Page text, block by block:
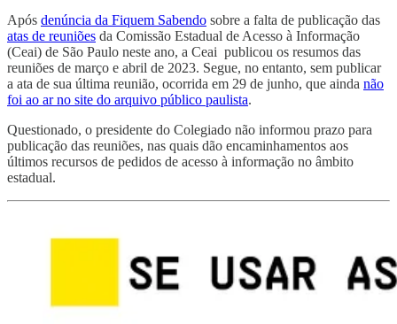
Após denúncia da Fiquem Sabendo sobre a falta de publicação das
atas de reuniões da Comissão Estadual de Acesso à Informação
(Ceai) de São Paulo neste ano, a Ceai publicou os resumos das
reuniões de março e abril de 2023. Segue, no entanto, sem publicar
a ata de sua última reunião, ocorrida em 29 de junho, que ainda não
foi ao ar no site do arquivo público paulista.
Questionado, o presidente do Colegiado não informou prazo para
publicação das reuniões, nas quais dão encaminhamentos aos
últimos recursos de pedidos de acesso à informação no âmbito
estadual.